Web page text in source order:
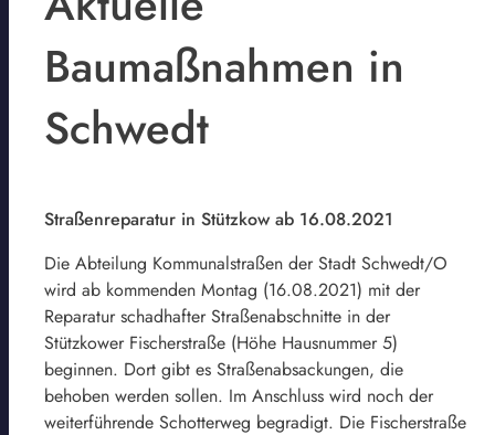
Baumaßnahmen in
Schwedt
Straßenreparatur in Stützkow ab 16.08.2021
Die Abteilung Kommunalstraßen der Stadt Schwedt/O
wird ab kommenden Montag (16.08.2021) mit der
Reparatur schadhafter Straßenabschnitte in der
Stützkower Fischerstraße (Höhe Hausnummer 5)
beginnen. Dort gibt es Straßenabsackungen, die
behoben werden sollen. Im Anschluss wird noch der
weiterführende Schotterweg begradigt. Die Fischerstraße